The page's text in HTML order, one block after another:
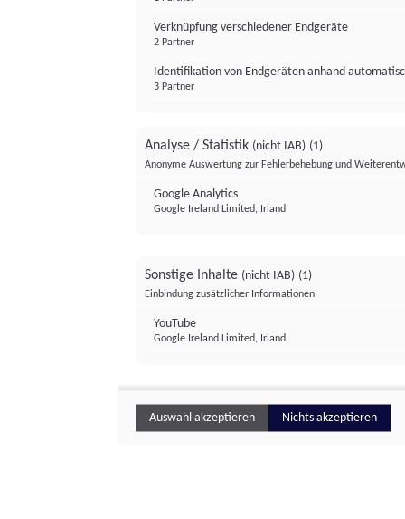
Verknüpfung verschiedener Endgeräte
2 Partner
Identifikation von Endgeräten anhand
3 Partner
Analyse / Statistik (nicht IAB) (1)
Anonyme Auswertung zur Fehlerbehebung und
Google Analytics
Google Ireland Limited, Irland
Sonstige Inhalte (nicht IAB) (1)
Einbindung zusätzlicher Informationen
YouTube
Google Ireland Limited, Irland
Auswahl akzeptieren Nichts akzeptieren